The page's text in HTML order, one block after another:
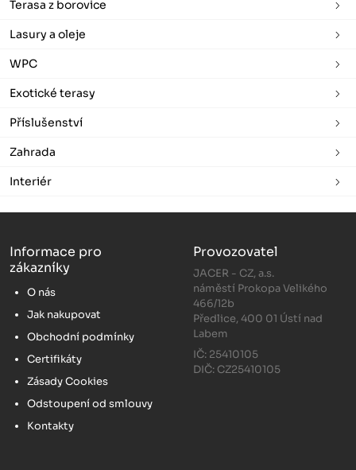
Terasa z borovice
Lasury a oleje
WPC
Exotické terasy
Příslušenství
Zahrada
Interiér
Informace pro
zákazníky
O nás
Jak nakupovat
Obchodní podmínky
Certifikáty
Zásady Cookies
Odstoupení od smlouvy
Kontakty
Provozovatel
JACER - CZ, a.s.
náměstí Prokopa Velikého
466/12b
Předlice, 400 01 Ústí nad
Labem
IČ: 25410105
DIČ: CZ25410105